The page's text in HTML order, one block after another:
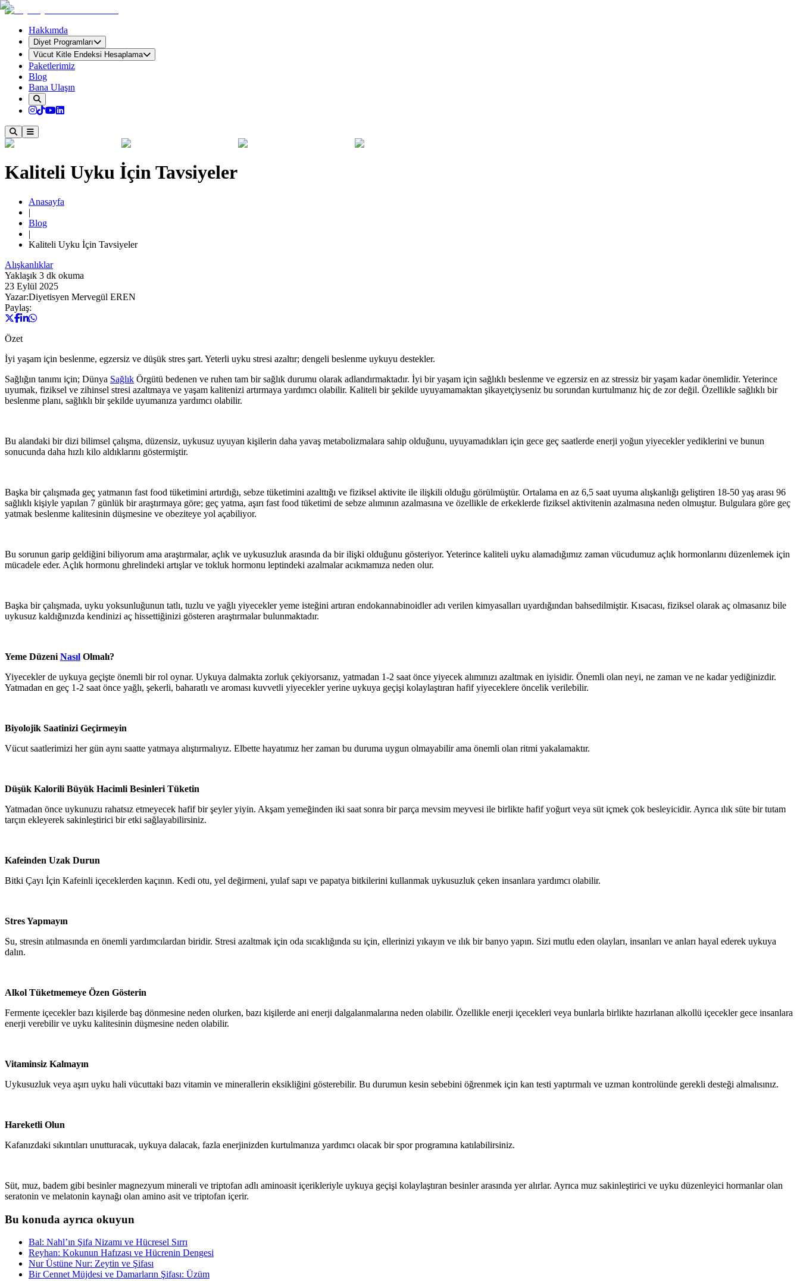
Hakkımda
Diyet Programları
Vücut Kitle Endeksi Hesaplama
Paketlerimiz
Blog
Bana Ulaşın
Kaliteli Uyku İçin Tavsiyeler
Anasayfa
|
Blog
|
Kaliteli Uyku İçin Tavsiyeler
Alışkanlıklar
Yaklaşık 3 dk okuma
23 Eylül 2025
Yazar:Diyetisyen Mervegül EREN
Paylaş:
Özet
İyi yaşam için beslenme, egzersiz ve düşük stres şart. Yeterli uyku stresi azaltır; dengeli beslenme uykuyu destekler.
Sağlığın tanımı için; Dünya Sağlık Örgütü bedenen ve ruhen tam bir sağlık durumu olarak adlandırmaktadır. İyi bir yaşam için sağlıklı beslenme ve egzersiz en az stressiz bir yaşam kadar önemlidir. Yeterince
uyumak, fiziksel ve zihinsel stresi azaltmaya ve yaşam kalitenizi artırmaya yardımcı olabilir. Kaliteli bir şekilde uyuyamamaktan şikayetçiyseniz bu sorundan kurtulmanız hiç de zor değil. Özellikle sağlıklı bir
beslenme planı, sağlıklı bir şekilde uyumanıza yardımcı olabilir.
Bu alandaki bir dizi bilimsel çalışma, düzensiz, uykusuz uyuyan kişilerin daha yavaş metabolizmalara sahip olduğunu, uyuyamadıkları için gece geç saatlerde enerji yoğun yiyecekler yediklerini ve bunun
sonucunda daha hızlı kilo aldıklarını göstermiştir.
Başka bir çalışmada geç yatmanın fast food tüketimini artırdığı, sebze tüketimini azalttığı ve fiziksel aktivite ile ilişkili olduğu görülmüştür. Ortalama en az 6,5 saat uyuma alışkanlığı geliştiren 18-50 yaş arası 96
sağlıklı kişiyle yapılan 7 günlük bir araştırmaya göre; geç yatma, aşırı fast food tüketimi de sebze alımının azalmasına ve özellikle de erkeklerde fiziksel aktivitenin azalmasına neden olmuştur. Bulgulara göre geç
yatmak beslenme kalitesinin düşmesine ve obeziteye yol açabiliyor.
Bu sorunun garip geldiğini biliyorum ama araştırmalar, açlık ve uykusuzluk arasında da bir ilişki olduğunu gösteriyor. Yeterince kaliteli uyku alamadığımız zaman vücudumuz açlık hormonlarını düzenlemek için
mücadele eder. Açlık hormonu ghrelindeki artışlar ve tokluk hormonu leptindeki azalmalar acıkmamıza neden olur.
Başka bir çalışmada, uyku yoksunluğunun tatlı, tuzlu ve yağlı yiyecekler yeme isteğini artıran endokannabinoidler adı verilen kimyasalları uyardığından bahsedilmiştir. Kısacası, fiziksel olarak aç olmasanız bile
uykusuz kaldığınızda kendinizi aç hissettiğinizi gösteren araştırmalar bulunmaktadır.
Yeme Düzeni Nasıl Olmalı?
Yiyecekler de uykuya geçişte önemli bir rol oynar. Uykuya dalmakta zorluk çekiyorsanız, yatmadan 1-2 saat önce yiyecek alımınızı azaltmak en iyisidir. Önemli olan neyi, ne zaman ve ne kadar yediğinizdir.
Yatmadan en geç 1-2 saat önce yağlı, şekerli, baharatlı ve aroması kuvvetli yiyecekler yerine uykuya geçişi kolaylaştıran hafif yiyeceklere öncelik verilebilir.
Biyolojik Saatinizi Geçirmeyin
Vücut saatlerimizi her gün aynı saatte yatmaya alıştırmalıyız. Elbette hayatımız her zaman bu duruma uygun olmayabilir ama önemli olan ritmi yakalamaktır.
Düşük Kalorili Büyük Hacimli Besinleri Tüketin
Yatmadan önce uykunuzu rahatsız etmeyecek hafif bir şeyler yiyin. Akşam yemeğinden iki saat sonra bir parça mevsim meyvesi ile birlikte hafif yoğurt veya süt içmek çok besleyicidir. Ayrıca ılık süte bir tutam
tarçın ekleyerek sakinleştirici bir etki sağlayabilirsiniz.
Kafeinden Uzak Durun
Bitki Çayı İçin Kafeinli içeceklerden kaçının. Kedi otu, yel değirmeni, yulaf sapı ve papatya bitkilerini kullanmak uykusuzluk çeken insanlara yardımcı olabilir.
Stres Yapmayın
Su, stresin atılmasında en önemli yardımcılardan biridir. Stresi azaltmak için oda sıcaklığında su için, ellerinizi yıkayın ve ılık bir banyo yapın. Sizi mutlu eden olayları, insanları ve anları hayal ederek uykuya
dalın.
Alkol Tüketmemeye Özen Gösterin
Fermente içecekler bazı kişilerde baş dönmesine neden olurken, bazı kişilerde ani enerji dalgalanmalarına neden olabilir. Özellikle enerji içecekleri veya bunlarla birlikte hazırlanan alkollü içecekler gece insanlara
enerji verebilir ve uyku kalitesinin düşmesine neden olabilir.
Vitaminsiz Kalmayın
Uykusuzluk veya aşırı uyku hali vücuttaki bazı vitamin ve minerallerin eksikliğini gösterebilir. Bu durumun kesin sebebini öğrenmek için kan testi yaptırmalı ve uzman kontrolünde gerekli desteği almalısınız.
Hareketli Olun
Kafanızdaki sıkıntıları unutturacak, uykuya dalacak, fazla enerjinizden kurtulmanıza yardımcı olacak bir spor programına katılabilirsiniz.
Süt, muz, badem gibi besinler magnezyum minerali ve triptofan adlı aminoasit içerikleriyle uykuya geçişi kolaylaştıran besinler arasında yer alırlar. Ayrıca muz sakinleştirici ve uyku düzenleyici hormanlar olan
seratonin ve melatonin kaynağı olan amino asit ve triptofan içerir.
Bu konuda ayrıca okuyun
Bal: Nahl’ın Şifa Nizamı ve Hücresel Sırrı
Reyhan: Kokunun Hafızası ve Hücrenin Dengesi
Nur Üstüne Nur: Zeytin ve Şifası
Bir Cennet Müjdesi ve Damarların Şifası: Üzüm